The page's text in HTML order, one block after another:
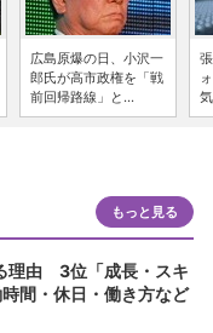
広島原爆の日、小沢一
郎氏が高市政権を「戦
前回帰路線」と...
もっと見る
理由 3位「成長・スキ
間・休日・働き方など